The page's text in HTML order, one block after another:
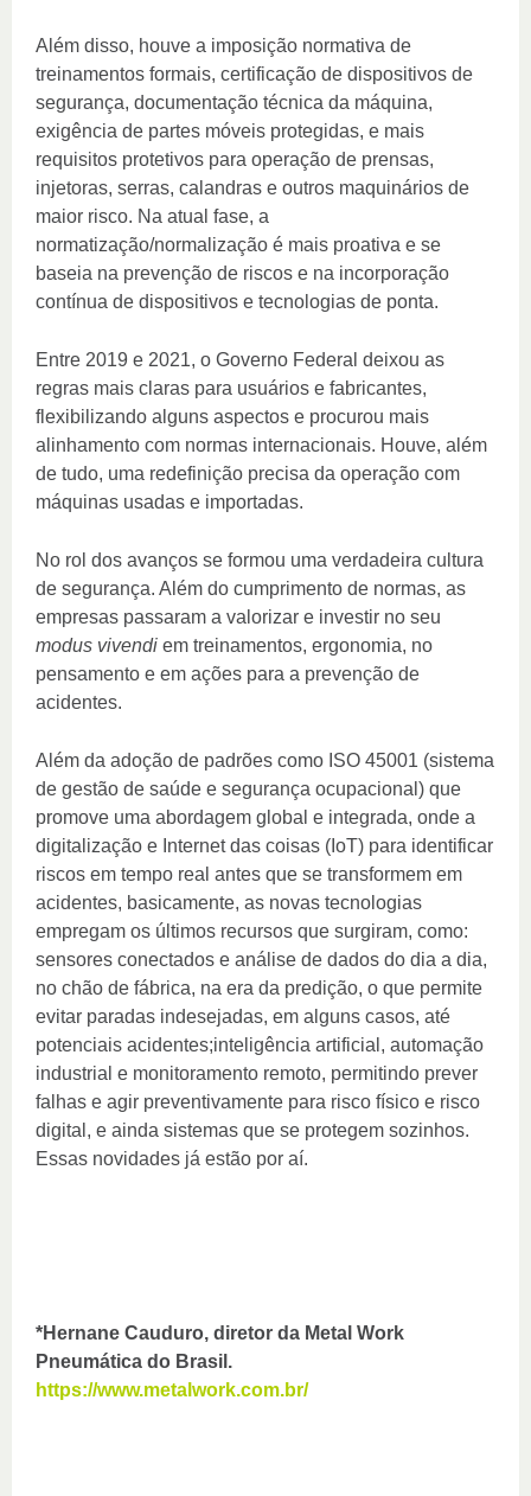
Além disso, houve a imposição normativa de
treinamentos formais, certificação de dispositivos de
segurança, documentação técnica da máquina,
exigência de partes móveis protegidas, e mais
requisitos protetivos para operação de prensas,
injetoras, serras, calandras e outros maquinários de
maior risco. Na atual fase, a
normatização/normalização é mais proativa e se
baseia na prevenção de riscos e na incorporação
contínua de dispositivos e tecnologias de ponta.
Entre 2019 e 2021, o Governo Federal deixou as
regras mais claras para usuários e fabricantes,
flexibilizando alguns aspectos e procurou mais
alinhamento com normas internacionais. Houve, além
de tudo, uma redefinição precisa da operação com
máquinas usadas e importadas.
No rol dos avanços se formou uma verdadeira cultura
de segurança. Além do cumprimento de normas, as
empresas passaram a valorizar e investir no seu
modus vivendi em treinamentos, ergonomia, no
pensamento e em ações para a prevenção de
acidentes.
Além da adoção de padrões como ISO 45001 (sistema
de gestão de saúde e segurança ocupacional) que
promove uma abordagem global e integrada, onde a
digitalização e Internet das coisas (IoT) para identificar
riscos em tempo real antes que se transformem em
acidentes, basicamente, as novas tecnologias
empregam os últimos recursos que surgiram, como:
sensores conectados e análise de dados do dia a dia,
no chão de fábrica, na era da predição, o que permite
evitar paradas indesejadas, em alguns casos, até
potenciais acidentes;inteligência artificial, automação
industrial e monitoramento remoto, permitindo prever
falhas e agir preventivamente para risco físico e risco
digital, e ainda sistemas que se protegem sozinhos.
Essas novidades já estão por aí.
*Hernane Cauduro, diretor da Metal Work
Pneumática do Brasil.
https://www.metalwork.com.br/